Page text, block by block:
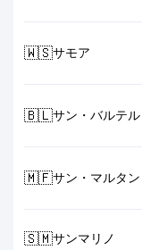
🇼🇸サモア
🇧🇱サン・バルテ
🇲🇫サン・マルタン
🇸🇲サンマリノ